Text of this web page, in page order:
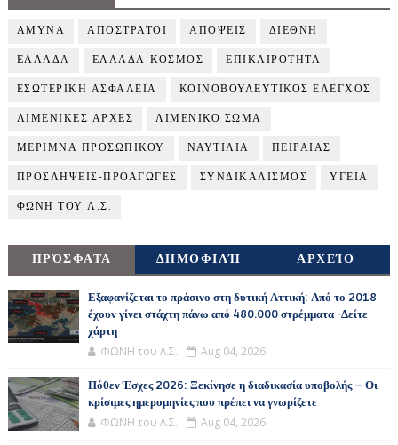
ΑΜΥΝΑ ΑΠΟΣΤΡΑΤΟΙ ΑΠΟΨΕΙΣ ΔΙΕΘΝΗ
ΕΛΛΑΔΑ ΕΛΛΑΔΑ-ΚΟΣΜΟΣ ΕΠΙΚΑΙΡΟΤΗΤΑ
ΕΣΩΤΕΡΙΚΗ ΑΣΦΑΛΕΙΑ ΚΟΙΝΟΒΟΥΛΕΥΤΙΚΟΣ ΕΛΕΓΧΟΣ
ΛΙΜΕΝΙΚΕΣ ΑΡΧΕΣ ΛΙΜΕΝΙΚΟ ΣΩΜΑ
ΜΕΡΙΜΝΑ ΠΡΟΣΩΠΙΚΟΥ ΝΑΥΤΙΛΙΑ ΠΕΙΡΑΙΑΣ
ΠΡΟΣΛΗΨΕΙΣ-ΠΡΟΑΓΩΓΕΣ ΣΥΝΔΙΚΑΛΙΣΜΟΣ ΥΓΕΙΑ
ΦΩΝΗ ΤΟΥ Λ.Σ.
ΠΡΌΣΦΑΤΑ ΔΗΜΟΦΙΛΉ ΑΡΧΕΊΟ
Εξαφανίζεται το πράσινο στη δυτική Αττική: Από το 2018
έχουν γίνει στάχτη πάνω από 480.000 στρέμματα -Δείτε
χάρτη
ΦΩΝΗ του Λ.Σ. Aug 04, 2026
Πόθεν Έσχες 2026: Ξεκίνησε η διαδικασία υποβολής – Οι
κρίσιμες ημερομηνίες που πρέπει να γνωρίζετε
ΦΩΝΗ του Λ.Σ. Aug 04, 2026